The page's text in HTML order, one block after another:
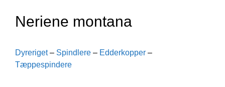
Neriene montana
Dyreriget– Spindlere – Edderkopper –
Tæppespindere